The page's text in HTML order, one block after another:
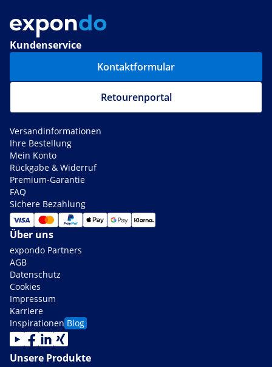
Kundenservice
Kontaktformular
Retourenportal
Versandinformationen
Ihre Bestellung
Mein Konto
Rückgabe & Widerruf
Premium-Garantie
FAQ
Sichere Bezahlung
Über uns
expondo Partners
AGB
Datenschutz
Cookies
Impressum
Karriere
Inspirationen Blog
Unsere Produkte